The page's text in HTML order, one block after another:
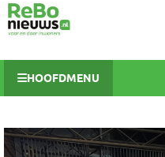
HOOFDMENU